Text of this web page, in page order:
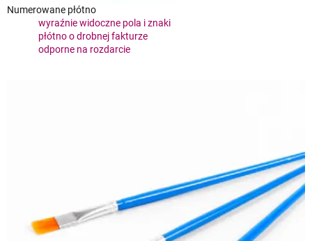
Numerowane płótno
wyraźnie widoczne pola i znaki
płótno o drobnej fakturze
odporne na rozdarcie